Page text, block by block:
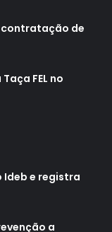
de
FEL no
e registra
a